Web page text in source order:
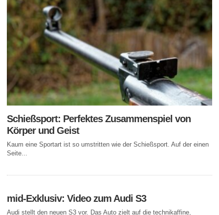
Schießsport: Perfektes Zusammenspiel von
Körper und Geist
Kaum eine Sportart ist so umstritten wie der Schießsport. Auf der einen
Seite...
mid-Exklusiv: Video zum Audi S3
Audi stellt den neuen S3 vor. Das Auto zielt auf die technikaffine,